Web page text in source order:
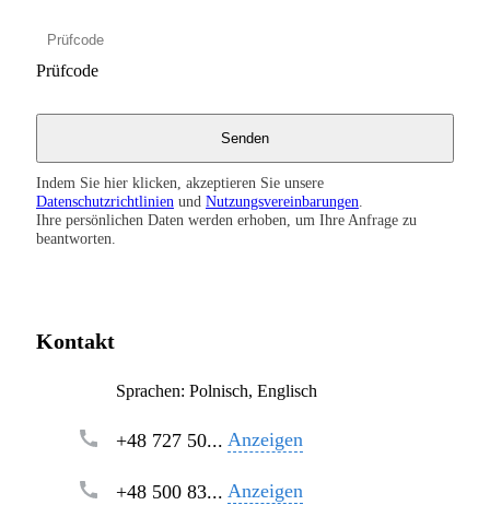
Prüfcode
Indem Sie hier klicken, akzeptieren Sie unsere
Datenschutzrichtlinien und Nutzungsvereinbarungen.
Ihre persönlichen Daten werden erhoben, um Ihre Anfrage zu
beantworten.
Kontakt
Sprachen: Polnisch, Englisch
+48 727 50... Anzeigen
+48 500 83... Anzeigen